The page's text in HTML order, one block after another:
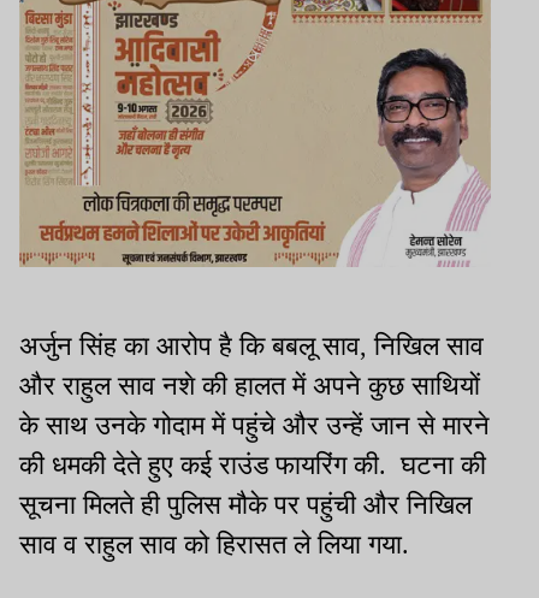
अर्जुन सिंह का आरोप है कि बबलू साव, निखिल साव
और राहुल साव नशे की हालत में अपने कुछ साथियों
के साथ उनके गोदाम में पहुंचे और उन्हें जान से मारने
की धमकी देते हुए कई राउंड फायरिंग की. घटना की
सूचना मिलते ही पुलिस मौके पर पहुंची और निखिल
साव व राहुल साव को हिरासत ले लिया गया.